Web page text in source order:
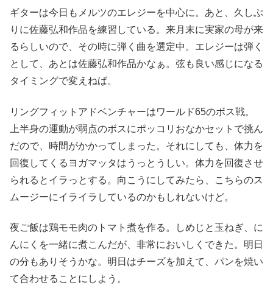
ギターは今日もメルツのエレジーを中心に。あと、久しぶ
りに佐藤弘和作品を練習している。来月末に実家の母が来
るらしいので、その時に弾く曲を選定中。エレジーは弾く
として、あとは佐藤弘和作品かなぁ。弦も良い感じになる
タイミングで変えねば。
リングフィットアドベンチャーはワールド65のボス戦。
上半身の運動が弱点のボスにポッコリおなかセットで挑ん
だので、時間がかかってしまった。それにしても、体力を
回復してくるヨガマッタはうっとうしい。体力を回復させ
られるとイラっとする。向こうにしてみたら、こちらのス
ムージーにイライラしているのかもしれないけど。
夜ご飯は鶏モモ肉のトマト煮を作る。しめじと玉ねぎ、に
んにくを一緒に煮こんだが、非常においしくできた。明日
の分もありそうかな。明日はチーズを加えて、パンを焼い
て合わせることにしよう。